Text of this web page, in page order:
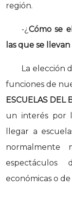
región.
-¿ Cómo se
las que se
La elección
funciones de
ESCUELAS DEL
un interés por
llegar a
normalmente
económicas o